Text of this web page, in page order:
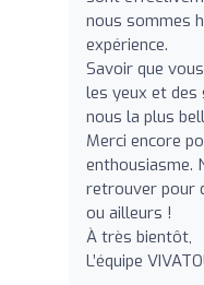
nous sommes
expérience.
Savoir que
les yeux et des
nous la plus
Merci encore
enthousiasme.
retrouver pour
ou ailleurs !
À très bientôt,
L’équipe